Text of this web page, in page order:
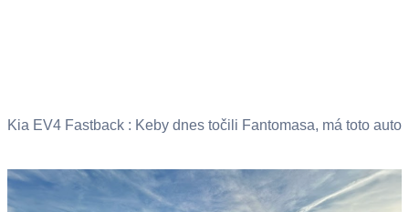
Kia EV4 Fastback : Keby dnes točili Fantomasa, má toto auto